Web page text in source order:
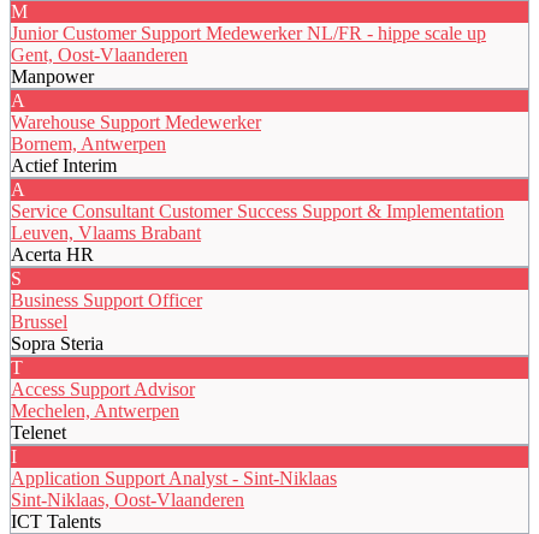
M
Junior Customer Support Medewerker NL/FR - hippe scale up
Gent, Oost-Vlaanderen
Manpower
A
Warehouse Support Medewerker
Bornem, Antwerpen
Actief Interim
A
Service Consultant Customer Success Support & Implementation
Leuven, Vlaams Brabant
Acerta HR
S
Business Support Officer
Brussel
Sopra Steria
T
Access Support Advisor
Mechelen, Antwerpen
Telenet
I
Application Support Analyst - Sint-Niklaas
Sint-Niklaas, Oost-Vlaanderen
ICT Talents